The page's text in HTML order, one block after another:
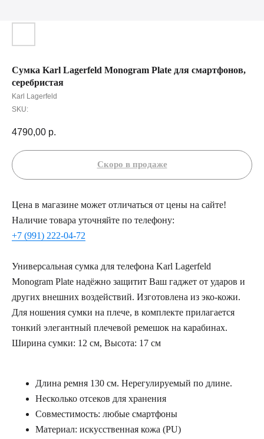
Сумка Karl Lagerfeld Monogram Plate для смартфонов,
серебристая
Karl Lagerfeld
SKU:
4790,00 р.
Цена в магазине может отличаться от цены на сайте!
Наличие товара уточняйте по телефону:
+7 (991) 222-04-72
Универсальная сумка для телефона Karl Lagerfeld
Monogram Plate надёжно защитит Ваш гаджет от ударов и
других внешних воздействий. Изготовлена из эко-кожи.
Для ношения сумки на плече, в комплекте прилагается
тонкий элегантный плечевой ремешок на карабинах.
Ширина сумки: 12 см, Высота: 17 см
Длина ремня 130 см. Нерегулируемый по длине.
Несколько отсеков для хранения
Совместимость: любые смартфоны
Материал: искусственная кожа (PU)